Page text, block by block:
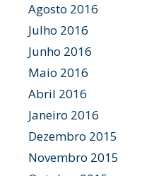
Agosto 2016
Julho 2016
Junho 2016
Maio 2016
Abril 2016
Janeiro 2016
Dezembro 2015
Novembro 2015